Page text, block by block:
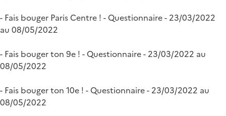
- Fais bouger Paris Centre ! - Questionnaire - 23/03/2022
au 08/05/2022
- Fais bouger ton 9e ! - Questionnaire - 23/03/2022 au
08/05/2022
- Fais bouger ton 10e ! - Questionnaire - 23/03/2022 au
08/05/2022